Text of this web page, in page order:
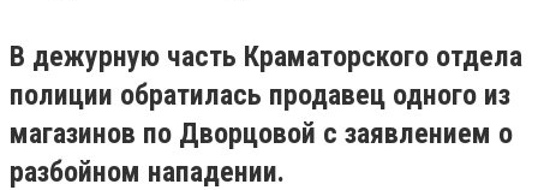
В дежурную часть Краматорского отдела
полиции обратилась продавец одного из
магазинов по Дворцовой с заявлением о
разбойном нападении.